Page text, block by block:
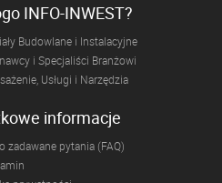
INFO-INWEST?
Budowlane i Instalacyjne
i Specjaliści Branżowi
Usługi i Narzędzia
informacje
zadawane pytania (FAQ)